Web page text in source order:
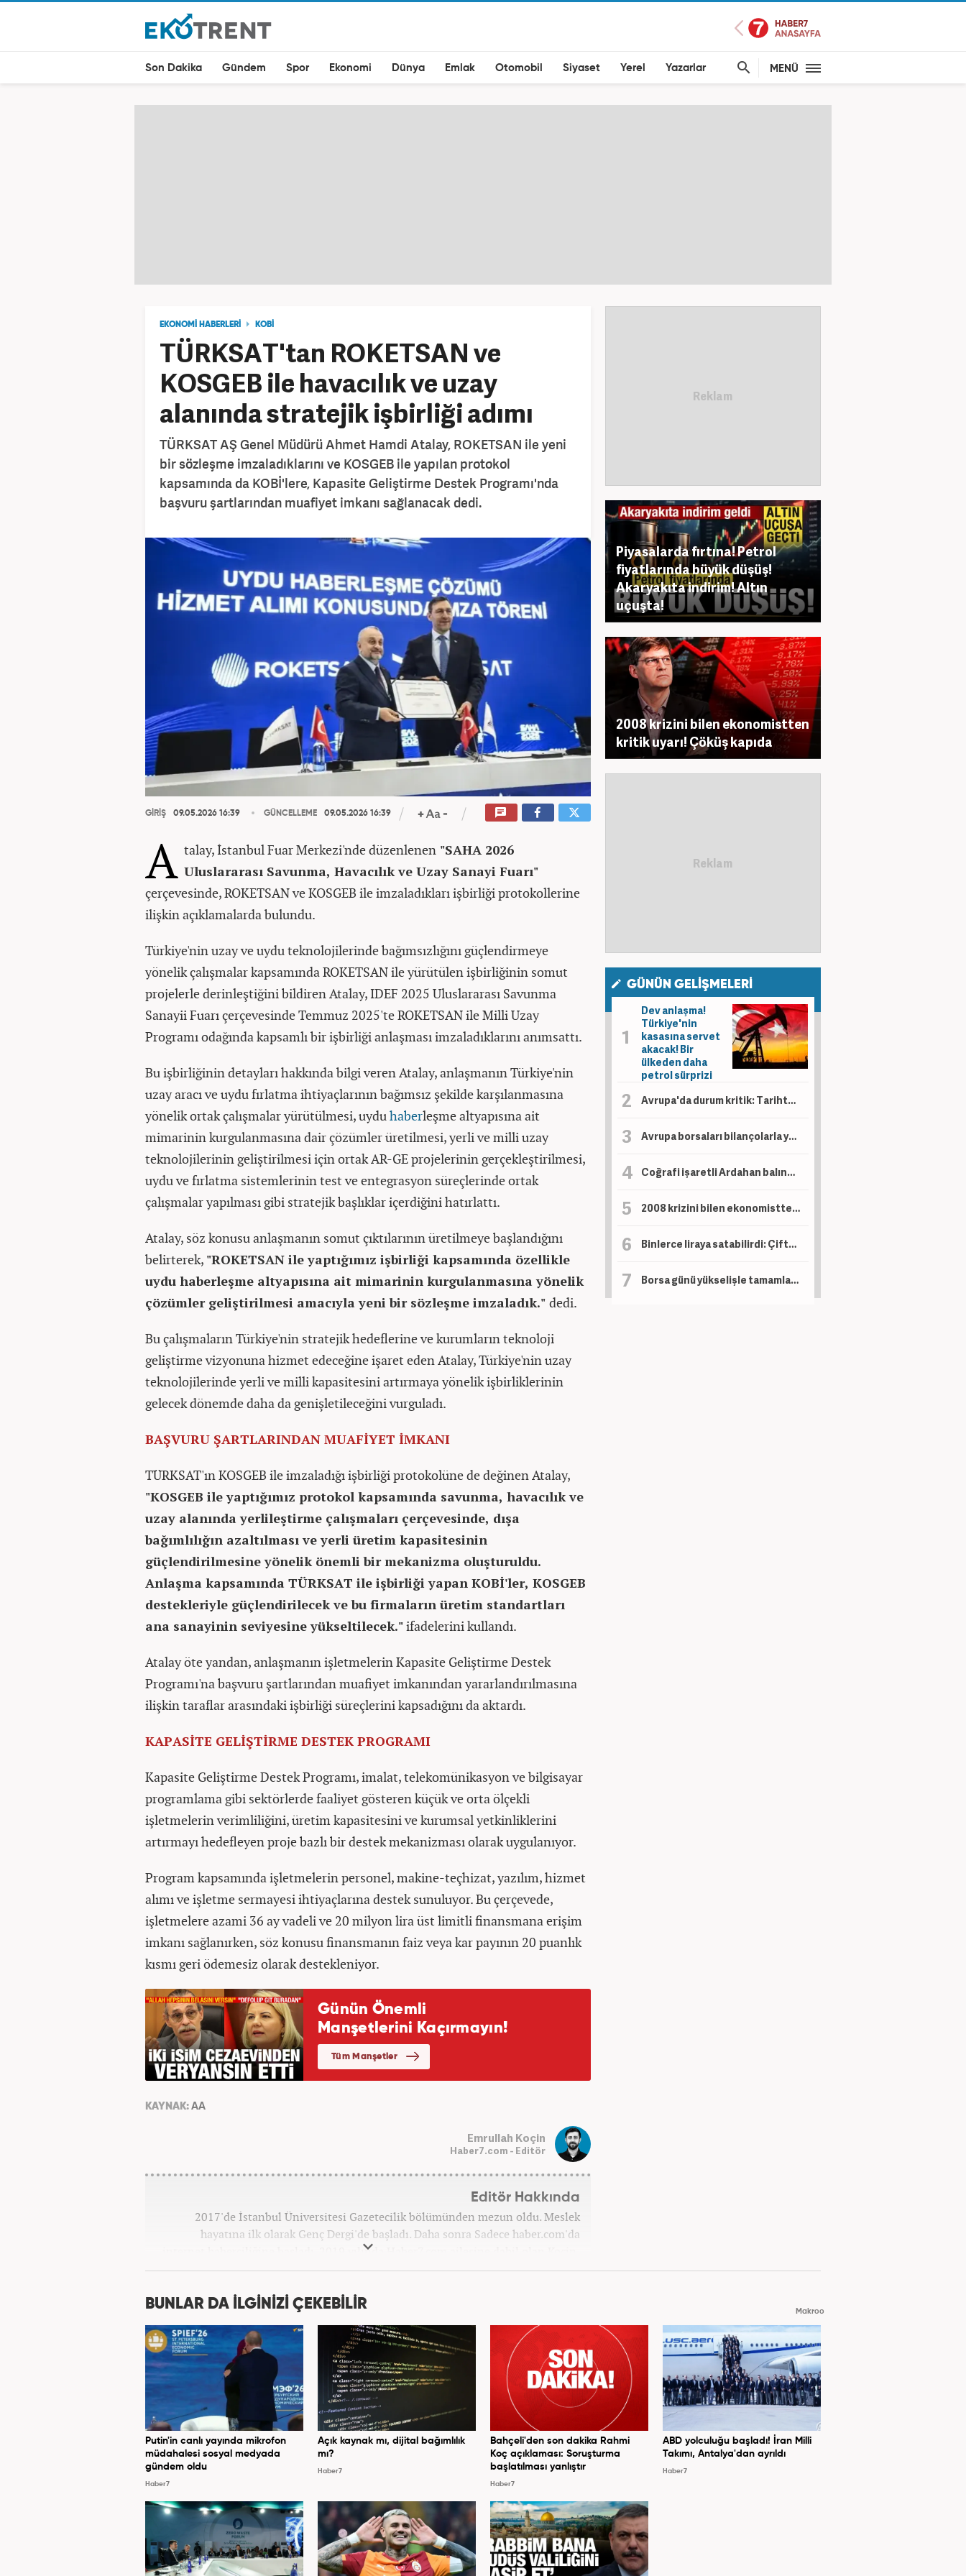
Son Dakika Gündem Spor Ekonomi Dünya Emlak Otomobil Siyaset Yerel Yazarlar MENÜ
EKONOMİ HABERLERİ KOBI
TÜRKSAT'tan ROKETSAN ve
KOSGEB ile havacılık ve uzay
alanında stratejik işbirliği adımı
TÜRKSAT AŞ Genel Müdürü Ahmet Hamdi Atalay, ROKETSAN ile yeni
bir sözleşme imzaladıklarını ve KOSGEB ile yapılan protokol
kapsamında da KOBİ'lere, Kapasite Geliştirme Destek Programı'nda
başvuru şartlarından muafiyet imkanı sağlanacak dedi.
GİRİŞ 09.05.2026 16:39 GÜNCELLEME 09.05.2026 16:39
A talay, İstanbul Fuar Merkezi'nde düzenlenen "SAHA 2026
Uluslararası Savunma, Havacılık ve Uzay Sanayi Fuarı"
çerçevesinde, ROKETSAN ve KOSGEB ile imzaladıkları işbirliği protokollerine
ilişkin açıklamalarda bulundu.
Türkiye'nin uzay ve uydu teknolojilerinde bağımsızlığını güçlendirmeye
yönelik çalışmalar kapsamında ROKETSAN ile yürütülen işbirliğinin somut
projelerle derinleştiğini bildiren Atalay, IDEF 2025 Uluslararası Savunma
Sanayii Fuarı çerçevesinde Temmuz 2025'te ROKETSAN ile Milli Uzay
Programı odağında kapsamlı bir işbirliği anlaşması imzaladıklarını anımsattı.
Bu işbirliğinin detayları hakkında bilgi veren Atalay, anlaşmanın Türkiye'nin
uzay aracı ve uydu fırlatma ihtiyaçlarının bağımsız şekilde karşılanmasına
yönelik ortak çalışmalar yürütülmesi, uyduhaberleşme altyapısına ait
mimarinin kurgulanmasına dair çözümler üretilmesi, yerli ve milli uzay
teknolojilerinin geliştirilmesi için ortak AR-GE projelerinin gerçekleştirilmesi,
uydu ve fırlatma sistemlerinin test ve entegrasyon süreçlerinde ortak
çalışmalar yapılması gibi stratejik başlıklar içerdiğini hatırlattı.
Atalay, söz konusu anlaşmanın somut çıktılarının üretilmeye başlandığını
belirterek, "ROKETSAN ile yaptığımız işbirliği kapsamında özellikle
uydu haberleşme altyapısına ait mimarinin kurgulanmasına yönelik
çözümler geliştirilmesi amacıyla yeni bir sözleşme imzaladık." dedi.
Bu çalışmaların Türkiye'nin stratejik hedeflerine ve kurumların teknoloji
geliştirme vizyonuna hizmet edeceğine işaret eden Atalay, Türkiye'nin uzay
teknolojilerinde yerli ve milli kapasitesini artırmaya yönelik işbirliklerinin
gelecek dönemde daha da genişletileceğini vurguladı.
BAŞVURU ŞARTLARINDAN MUAFİYET İMKANI
TÜRKSAT'ın KOSGEB ile imzaladığı işbirliği protokolüne de değinen Atalay,
"KOSGEB ile yaptığımız protokol kapsamında savunma, havacılık ve
uzay alanında yerlileştirme çalışmaları çerçevesinde, dışa
bağımlılığın azaltılması ve yerli üretim kapasitesinin
güçlendirilmesine yönelik önemli bir mekanizma oluşturuldu.
Anlaşma kapsamında TÜRKSAT​​​​​​​ ile işbirliği yapan KOBİ'ler, KOSGEB
destekleriyle güçlendirilecek ve bu firmaların üretim standartları
ana sanayinin seviyesine yükseltilecek."ifadelerini kullandı.
Atalay öte yandan, anlaşmanın işletmelerin Kapasite Geliştirme Destek
Programı'na başvuru şartlarından muafiyet imkanından yararlandırılmasına
ilişkin taraflar arasındaki işbirliği süreçlerini kapsadığını da aktardı.
KAPASİTE GELİŞTİRME DESTEK PROGRAMI
Kapasite Geliştirme Destek Programı, imalat, telekomünikasyon ve bilgisayar
programlama gibi sektörlerde faaliyet gösteren küçük ve orta ölçekli
işletmelerin verimliliğini, üretim kapasitesini ve kurumsal yetkinliklerini
artırmayı hedefleyen proje bazlı bir destek mekanizması olarak uygulanıyor.
Program kapsamında işletmelerin personel, makine-teçhizat, yazılım, hizmet
alımı ve işletme sermayesi ihtiyaçlarına destek sunuluyor. Bu çerçevede,
işletmelere azami 36 ay vadeli ve 20 milyon lira üst limitli finansmana erişim
imkanı sağlanırken, söz konusu finansmanın faiz veya kar payının 20 puanlık
kısmı geri ödemesiz olarak destekleniyor.
KAYNAK: AA
Emrullah Koçin
Haber7.com - Editör
Editör Hakkında
2017'de İstanbul Üniversitesi Gazetecilik bölümünden mezun oldu. Meslek
hayatına ilk olarak Genç Dergi'de başladı. Daha sonra Sadece haber.com'da
internet haberciliğine başladı. 2019 yılında Haber7.com ailesine dahil olan Koçin,
''Ekonomi ve Otomobil Editörü'' olarak meslek hayatına devam etmektedir.
Piyasalarda fırtına! Petrol
fiyatlarında büyük düşüş!
Akaryakıta indirim! Altın
uçuşta!
2008 krizini bilen ekonomistten
kritik uyarı! Çöküş kapıda
GÜNÜN GELİŞMELERİ
Dev anlaşma!
Türkiye'nin
kasasına servet
akacak! Bir
ülkeden daha
petrol sürprizi
Avrupa'da durum kritik: Tarihte böylesi görülmedi
Avrupa borsaları bilançolarla yükseldi! İngiltere negatif ayrıştı
Coğrafi işaretli Ardahan balında hasat başladı!
2008 krizini bilen ekonomistten kritik uyarı! Çöküş kapıda
Binlerce liraya satabilirdi: Çiftçi ürünlerini ücretsiz dağıttı!
Borsa günü yükselişle tamamladı! En çok kazandıran belli oldu
BUNLAR DA İLGİNİZİ ÇEKEBİLİR Makroo
Putin'in canlı yayında mikrofon
müdahalesi sosyal medyada
gündem oldu
Haber7
Açık kaynak mı, dijital bağımlılık
mı?
Haber7
Bahçeli'den son dakika Rahmi
Koç açıklaması: Soruşturma
başlatılması yanlıştır
Haber7
ABD yolculuğu başladı! İran Milli
Takımı, Antalya'dan ayrıldı
Haber7